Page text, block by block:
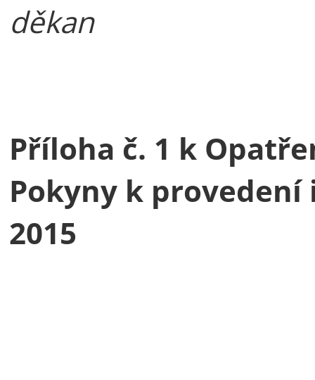
děkan
Příloha č. 1 k
Pokyny k
2015